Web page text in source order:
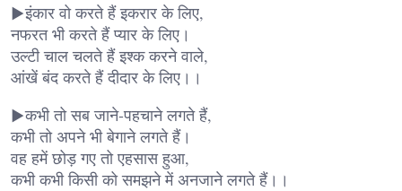
▶इंकार वो करते हैं इकरार के लिए,
नफरत भी करते हैं प्यार के लिए।
उल्टी चाल चलते हैं इश्क करने वाले,
आंखें बंद करते हैं दीदार के लिए।।
▶कभी तो सब जाने-पहचाने लगते हैं,
कभी तो अपने भी बेगाने लगते हैं।
वह हमें छोड़ गए तो एहसास हुआ,
कभी कभी किसी को समझने में अनजाने लगते हैं।।